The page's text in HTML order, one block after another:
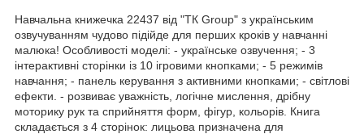
Навчальна книжечка 22437 від "ТК Group" з українським
озвучуванням чудово підійде для перших кроків у навчанні
малюка! Особливості моделі: - українське озвучення; - 3
інтерактивні сторінки із 10 ігровими кнопками; - 5 режимів
навчання; - панель керування з активними кнопками; - світлові
ефекти. - розвиває уважність, логічне мислення, дрібну
моторику рук та сприйняття форм, фігур, кольорів. Книга
складається з 4 сторінок: лицьова призначена для